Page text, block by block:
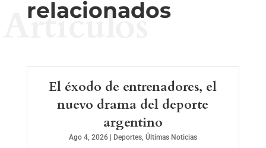
relacionados
Artículos
El éxodo de entrenadores, el
nuevo drama del deporte
argentino
Ago 4, 2026| Deportes, Últimas Noticias